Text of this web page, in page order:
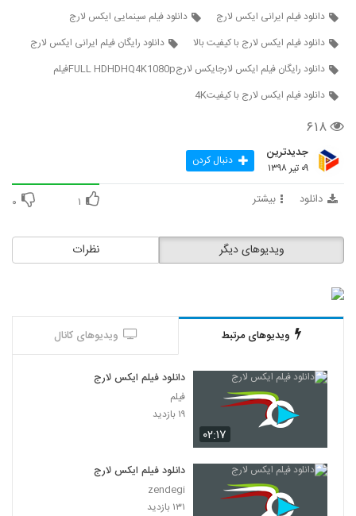
دانلود فیلم ایرانی ایکس لارج
دانلود فیلم سینمایی ایکس لارج
دانلود فیلم ایکس لارج با کیفیت بالا
دانلود رایگان فیلم ایرانی ایکس لارج
دانلود رایگان فیلم ایکس لارجایکس لارجFULL HDHDHQ4K1080pفیلم
دانلود فیلم ایکس لارج با کیفیت4K
۶۱۸
جدیدترین
۰۹ تیر ۱۳۹۸ دنبال کردن
دانلود بیشتر ۱ ۰
نظرات ویدیوهای دیگر
ویدیوهای مرتبط ویدیوهای کانال
۰۲:۱۷
دانلود فیلم ایکس لارج
فیلم
۱۹ بازدید
دانلود فیلم ایکس لارج
zendegi
۱۳۱ بازدید